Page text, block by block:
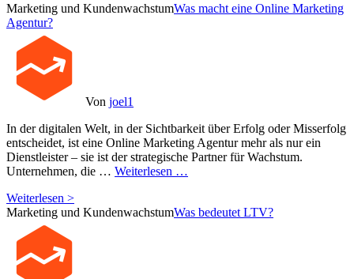
Marketing und KundenwachstumWas macht eine Online Marketing
Agentur?
Von joel1
In der digitalen Welt, in der Sichtbarkeit über Erfolg oder Misserfolg
entscheidet, ist eine Online Marketing Agentur mehr als nur ein
Dienstleister – sie ist der strategische Partner für Wachstum.
Unternehmen, die … Weiterlesen …
Weiterlesen >
Marketing und KundenwachstumWas bedeutet LTV?